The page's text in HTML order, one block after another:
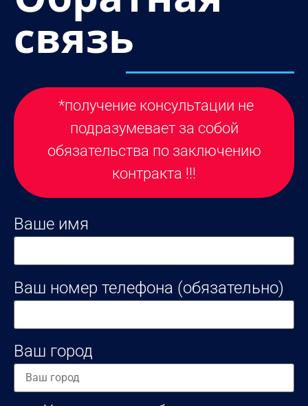
связь
*получение консультации не
подразумевает за собой
обязательства по заключению
контракта !!!
Ваше имя
Ваш номер телефона (обязательно)
Ваш город